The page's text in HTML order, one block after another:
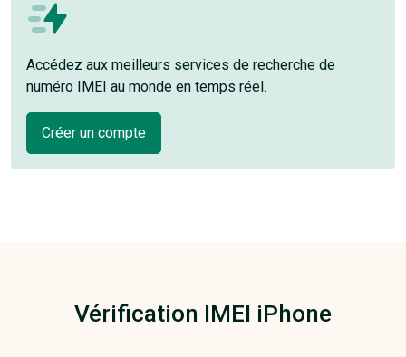
Accédez aux meilleurs services de recherche de
numéro IMEI au monde en temps réel.
Créer un compte
Vérification IMEI iPhone